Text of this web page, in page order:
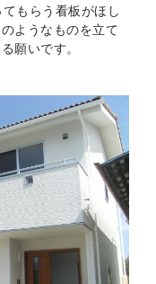
もらう看板がほし
ようなものを立て
願いです。